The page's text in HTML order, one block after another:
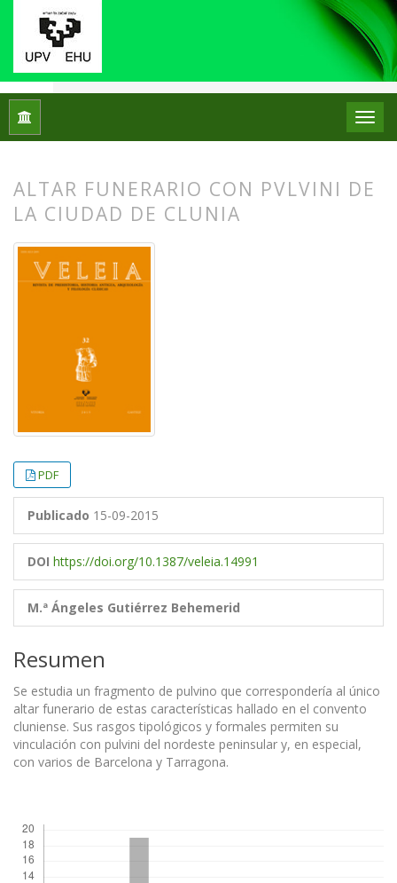
Inicio Núm. 32 (2015): Retórica e Historiografía
ALTAR FUNERARIO CON PVLVINI DE
LA CIUDAD DE CLUNIA
PDF
Publicado 15-09-2015
DOI https://doi.org/10.1387/veleia.14991
M.ª Ángeles Gutiérrez Behemerid
Resumen
Se estudia un fragmento de pulvino que correspondería al único
altar funerario de estas características hallado en el convento
cluniense. Sus rasgos tipológicos y formales permiten su
vinculación con pulvini del nordeste peninsular y, en especial,
con varios de Barcelona y Tarragona.